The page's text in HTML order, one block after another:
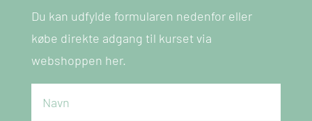
Du kan udfylde formularen nedenfor eller
købe direkte adgang til kurset via
webshoppen her.